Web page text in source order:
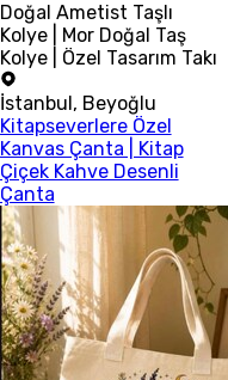
Doğal Ametist Taşlı
Kolye | Mor Doğal Taş
Kolye | Özel Tasarım Takı
İstanbul , Beyoğlu
Kitapseverlere Özel
Kanvas Çanta | Kitap
Çiçek Kahve Desenli
Çanta